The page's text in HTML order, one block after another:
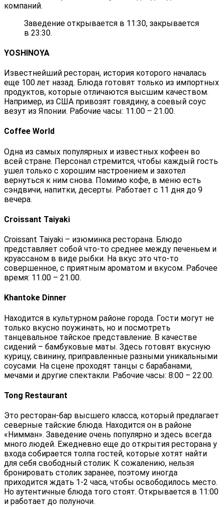
компаний.
Заведение открывается в 11:30, закрывается
в 23:30.
YOSHINOYA
Известнейший ресторан, история которого началась
еще 100 лет назад. Блюда готовят только из импортных
продуктов, которые отличаются высшим качеством.
Например, из США привозят говядину, а соевый соус
везут из Японии. Рабочие часы: 11.00 – 21.00.
Coffee World
Одна из самых популярных и известных кофеен во
всей стране. Персонал стремится, чтобы каждый гость
ушел только с хорошим настроением и захотел
вернуться к ним снова. Помимо кофе, в меню есть
сэндвичи, напитки, десерты. Работает с 11 дня до 9
вечера.
Croissant Taiyaki
Croissant Taiyaki – изюминка ресторана. Блюдо
представляет собой что-то среднее между печеньем и
круассаном в виде рыбки. На вкус это что-то
совершенное, с приятным ароматом и вкусом. Рабочее
время: 11.00 – 21.00.
Khantoke Dinner
Находится в культурном районе города. Гости могут не
только вкусно поужинать, но и посмотреть
танцевальное тайское представление. В качестве
сидений – бамбуковые маты. Здесь готовят вкусную
курицу, свинину, приправленные разными уникальными
соусами. На сцене проходят танцы с барабанами,
мечами и другие спектакли. Рабочие часы: 8:00 – 22:00.
Tong Restaurant
Это ресторан-бар высшего класса, который предлагает
северные тайские блюда. Находится он в районе
«Нимман». Заведение очень популярно и здесь всегда
много людей. Ежедневно еще до открытия ресторана у
входа собирается толпа гостей, которые хотят найти
для себя свободный столик. К сожалению, нельзя
бронировать столик заранее, поэтому иногда
приходится ждать 1-2 часа, чтобы освободилось место.
Но аутентичные блюда того стоят. Открывается в 11:00
и работает до полуночи.